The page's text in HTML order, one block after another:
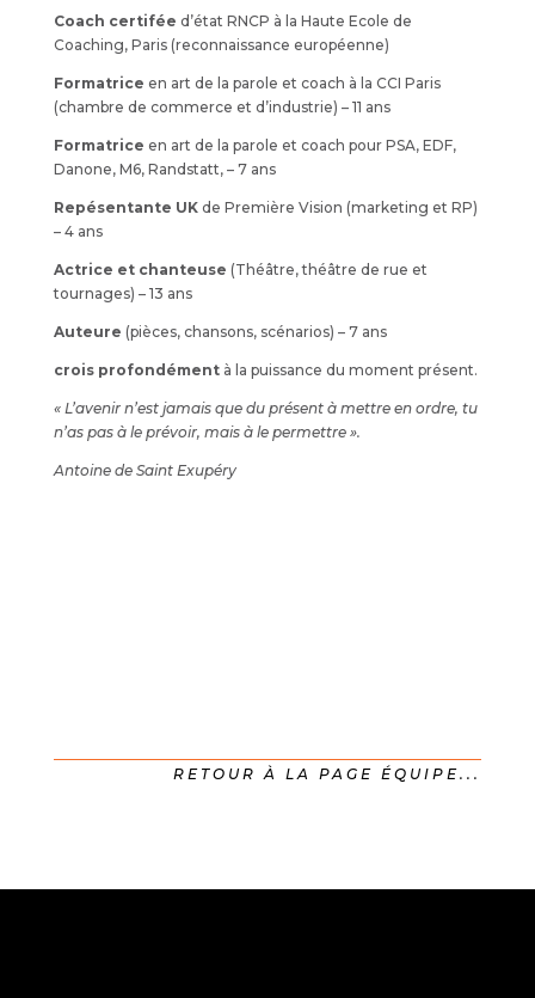
Coach certifée d’état RNCP à la Haute Ecole de
Coaching, Paris (reconnaissance européenne)
Formatrice en art de la parole et coach à la CCI Paris
(chambre de commerce et d’industrie) – 11 ans
Formatrice en art de la parole et coach pour PSA, EDF,
Danone, M6, Randstatt, – 7 ans
Repésentante UKde Première Vision (marketing et RP)
– 4 ans
Actrice et chanteuse (Théâtre, théâtre de rue et
tournages) – 13 ans
Auteure (pièces, chansons, scénarios) – 7 ans
crois profondémentà la puissance du moment présent.
« L’avenir n’est jamais que du présent à mettre en ordre, tu
n’as pas à le prévoir, mais à le permettre ».
Antoine de Saint Exupéry
RETOUR À LA PAGE ÉQUIPE...